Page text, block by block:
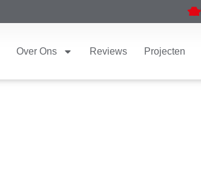
Over Ons Reviews Projecten